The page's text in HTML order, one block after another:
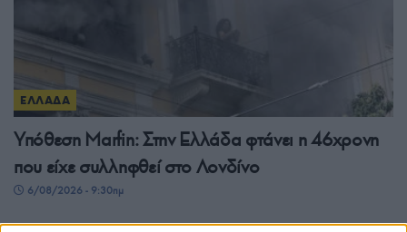
ΕΛΛΑΔΑ
Υπόθεση Μarfin: Στην Ελλάδα φτάνει η 46χρονη
που είχε συλληφθεί στο Λονδίνο
6/08/2026 - 9:30πμ